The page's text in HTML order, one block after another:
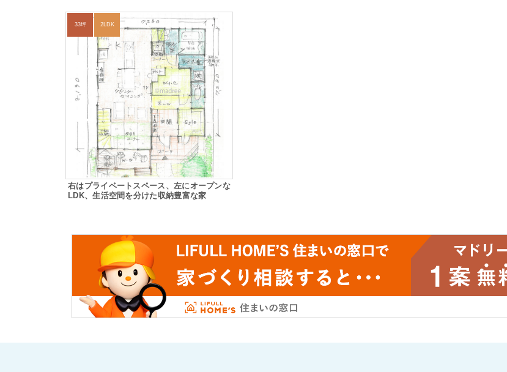
33坪 2LDK
右はプライベートスペース、左にオープンな
LDK、生活空間を分けた収納豊富な家